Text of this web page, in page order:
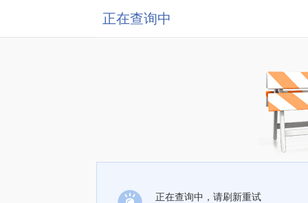
正在查询中
正在查询中，请刷新重试